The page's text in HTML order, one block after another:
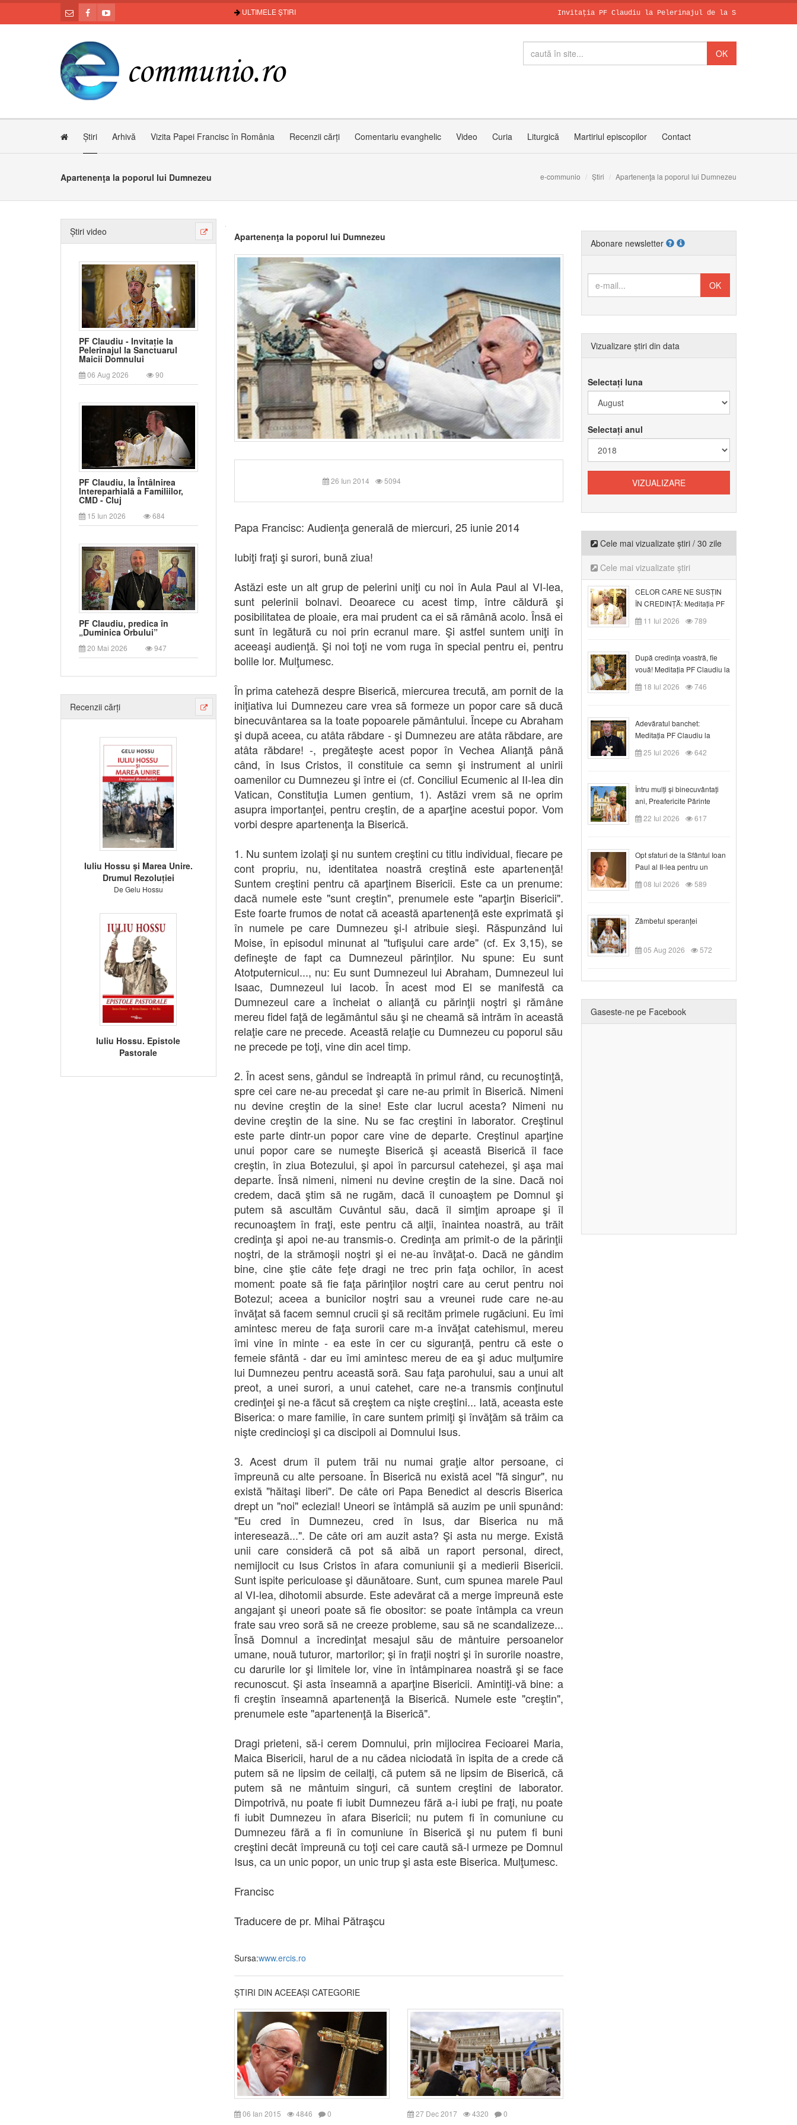
ULTIMELE ȘTIRI Invitația PF Claudiu la Pelerinajul de la Sanctuarul Arhiepiscopal
Leon al XIV-
SCHIMBAREA LA
Zâmbetul
Știri Arhivă Vizita Papei Francisc în România Recenzii cărți Comentariu evanghelic Video Curia Liturgică Martiriul episcopilor Contact
Apartenenţa la poporul lui Dumnezeu e-communio Știri Apartenenţa la poporul lui Dumnezeu
Știri video
PF Claudiu - Invitație la
Pelerinajul la Sanctuarul
Maicii Domnului
06 Aug 2026 90
PF Claudiu, la Întâlnirea
Intereparhială a Familiilor,
CMD - Cluj
15 Iun 2026 684
PF Claudiu, predica în
„Duminica Orbului”
20 Mai 2026 947
Recenzii cărți
Iuliu Hossu și Marea Unire.
Drumul Rezoluției
De Gelu Hossu
Iuliu Hossu. Epistole
Pastorale
Apartenenţa la poporul lui Dumnezeu
26 Iun 2014 5094
Papa Francisc: Audienţa generală de miercuri, 25 iunie 2014
Iubiţi fraţi şi surori, bună ziua!
Astăzi este un alt grup de pelerini uniţi cu noi în Aula Paul al VI-lea,
sunt pelerinii bolnavi. Deoarece cu acest timp, între căldură şi
posibilitatea de ploaie, era mai prudent ca ei să rămână acolo. Însă ei
sunt în legătură cu noi prin ecranul mare. Şi astfel suntem uniţi în
aceeaşi audienţă. Şi noi toţi ne vom ruga în special pentru ei, pentru
bolile lor. Mulţumesc.
În prima cateheză despre Biserică, miercurea trecută, am pornit de la
iniţiativa lui Dumnezeu care vrea să formeze un popor care să ducă
binecuvântarea sa la toate popoarele pământului. Începe cu Abraham
şi după aceea, cu atâta răbdare - şi Dumnezeu are atâta răbdare, are
atâta răbdare! -, pregăteşte acest popor în Vechea Alianţă până
când, în Isus Cristos, îl constituie ca semn şi instrument al unirii
oamenilor cu Dumnezeu şi între ei (cf. Conciliul Ecumenic al II-lea din
Vatican, Constituţia Lumen gentium, 1). Astăzi vrem să ne oprim
asupra importanţei, pentru creştin, de a aparţine acestui popor. Vom
vorbi despre apartenenţa la Biserică.
1. Nu suntem izolaţi şi nu suntem creştini cu titlu individual, fiecare pe
cont propriu, nu, identitatea noastră creştină este apartenenţă!
Suntem creştini pentru că aparţinem Bisericii. Este ca un prenume:
dacă numele este "sunt creştin", prenumele este "aparţin Bisericii".
Este foarte frumos de notat că această apartenenţă este exprimată şi
în numele pe care Dumnezeu şi-l atribuie sieşi. Răspunzând lui
Moise, în episodul minunat al "tufişului care arde" (cf. Ex 3,15), se
defineşte de fapt ca Dumnezeul părinţilor. Nu spune: Eu sunt
Atotputernicul..., nu: Eu sunt Dumnezeul lui Abraham, Dumnezeul lui
Isaac, Dumnezeul lui Iacob. În acest mod El se manifestă ca
Dumnezeul care a încheiat o alianţă cu părinţii noştri şi rămâne
mereu fidel faţă de legământul său şi ne cheamă să intrăm în această
relaţie care ne precede. Această relaţie cu Dumnezeu cu poporul său
ne precede pe toţi, vine din acel timp.
2. În acest sens, gândul se îndreaptă în primul rând, cu recunoştinţă,
spre cei care ne-au precedat şi care ne-au primit în Biserică. Nimeni
nu devine creştin de la sine! Este clar lucrul acesta? Nimeni nu
devine creştin de la sine. Nu se fac creştini în laborator. Creştinul
este parte dintr-un popor care vine de departe. Creştinul aparţine
unui popor care se numeşte Biserică şi această Biserică îl face
creştin, în ziua Botezului, şi apoi în parcursul catehezei, şi aşa mai
departe. Însă nimeni, nimeni nu devine creştin de la sine. Dacă noi
credem, dacă ştim să ne rugăm, dacă îl cunoaştem pe Domnul şi
putem să ascultăm Cuvântul său, dacă îl simţim aproape şi îl
recunoaştem în fraţi, este pentru că alţii, înaintea noastră, au trăit
credinţa şi apoi ne-au transmis-o. Credinţa am primit-o de la părinţii
noştri, de la strămoşii noştri şi ei ne-au învăţat-o. Dacă ne gândim
bine, cine ştie câte feţe dragi ne trec prin faţa ochilor, în acest
moment: poate să fie faţa părinţilor noştri care au cerut pentru noi
Botezul; aceea a bunicilor noştri sau a vreunei rude care ne-au
învăţat să facem semnul crucii şi să recităm primele rugăciuni. Eu îmi
amintesc mereu de faţa surorii care m-a învăţat catehismul, mereu
îmi vine în minte - ea este în cer cu siguranţă, pentru că este o
femeie sfântă - dar eu îmi amintesc mereu de ea şi aduc mulţumire
lui Dumnezeu pentru această soră. Sau faţa parohului, sau a unui alt
preot, a unei surori, a unui catehet, care ne-a transmis conţinutul
credinţei şi ne-a făcut să creştem ca nişte creştini... Iată, aceasta este
Biserica: o mare familie, în care suntem primiţi şi învăţăm să trăim ca
nişte credincioşi şi ca discipoli ai Domnului Isus.
3. Acest drum îl putem trăi nu numai graţie altor persoane, ci
împreună cu alte persoane. În Biserică nu există acel "fă singur", nu
există "hăitaşi liberi". De câte ori Papa Benedict al descris Biserica
drept un "noi" eclezial! Uneori se întâmplă să auzim pe unii spunând:
"Eu cred în Dumnezeu, cred în Isus, dar Biserica nu mă
interesează...". De câte ori am auzit asta? Şi asta nu merge. Există
unii care consideră că pot să aibă un raport personal, direct,
nemijlocit cu Isus Cristos în afara comuniunii şi a medierii Bisericii.
Sunt ispite periculoase şi dăunătoare. Sunt, cum spunea marele Paul
al VI-lea, dihotomii absurde. Este adevărat că a merge împreună este
angajant şi uneori poate să fie obositor: se poate întâmpla ca vreun
frate sau vreo soră să ne creeze probleme, sau să ne scandalizeze...
Însă Domnul a încredinţat mesajul său de mântuire persoanelor
umane, nouă tuturor, martorilor; şi în fraţii noştri şi în surorile noastre,
cu darurile lor şi limitele lor, vine în întâmpinarea noastră şi se face
recunoscut. Şi asta înseamnă a aparţine Bisericii. Amintiţi-vă bine: a
fi creştin înseamnă apartenenţă la Biserică. Numele este "creştin",
prenumele este "apartenenţă la Biserică".
Dragi prieteni, să-i cerem Domnului, prin mijlocirea Fecioarei Maria,
Maica Bisericii, harul de a nu cădea niciodată în ispita de a crede că
putem să ne lipsim de ceilalţi, că putem să ne lipsim de Biserică, că
putem să ne mântuim singuri, că suntem creştini de laborator.
Dimpotrivă, nu poate fi iubit Dumnezeu fără a-i iubi pe fraţi, nu poate
fi iubit Dumnezeu în afara Bisericii; nu putem fi în comuniune cu
Dumnezeu fără a fi în comuniune în Biserică şi nu putem fi buni
creştini decât împreună cu toţi cei care caută să-l urmeze pe Domnul
Isus, ca un unic popor, un unic trup şi asta este Biserica. Mulţumesc.
Francisc
Traducere de pr. Mihai Pătraşcu
Sursa:www.ercis.ro
ȘTIRI DIN ACEEAȘI CATEGORIE
06 Ian 2015 4846 0 27 Dec 2017 4320 0
Abonare newsletter
Vizualizare știri din data
Selectați luna
Selectați anul
Cele mai vizualizate știri / 30 zile
Cele mai vizualizate știri
CELOR CARE NE SUSȚIN
ÎN CREDINȚĂ: Meditația PF
Claudiu la Duminica a VI-a
după Rusalii
11 Iul 2026 789
După credinţa voastră, fie
vouă! Meditația PF Claudiu la
duminica a VII-a după Rusalii
18 Iul 2026 746
Adevăratul banchet:
Meditația PF Claudiu la
Duminica a VIII-a după
Rusalii
25 Iul 2026 642
Întru mulți și binecuvântați
ani, Preafericite Părinte
Claudiu!
22 Iul 2026 617
Opt sfaturi de la Sfântul Ioan
Paul al II-lea pentru un
creștin
08 Iul 2026 589
Zâmbetul speranței
05 Aug 2026 572
Gaseste-ne pe Facebook